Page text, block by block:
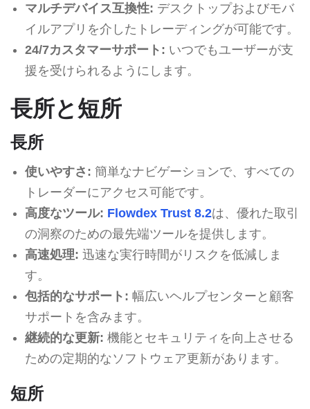
マルチデバイス互換性: デスクトップおよびモバ
イルアプリを介したトレーディングが可能です。
24/7カスタマーサポート: いつでもユーザーが支
援を受けられるようにします。
長所と短所
長所
使いやすさ: 簡単なナビゲーションで、すべての
トレーダーにアクセス可能です。
高度なツール: Flowdex Trust 8.2は、優れた取引
の洞察のための最先端ツールを提供します。
高速処理: 迅速な実行時間がリスクを低減しま
す。
包括的なサポート: 幅広いヘルプセンターと顧客
サポートを含みます。
継続的な更新: 機能とセキュリティを向上させる
ための定期的なソフトウェア更新があります。
短所